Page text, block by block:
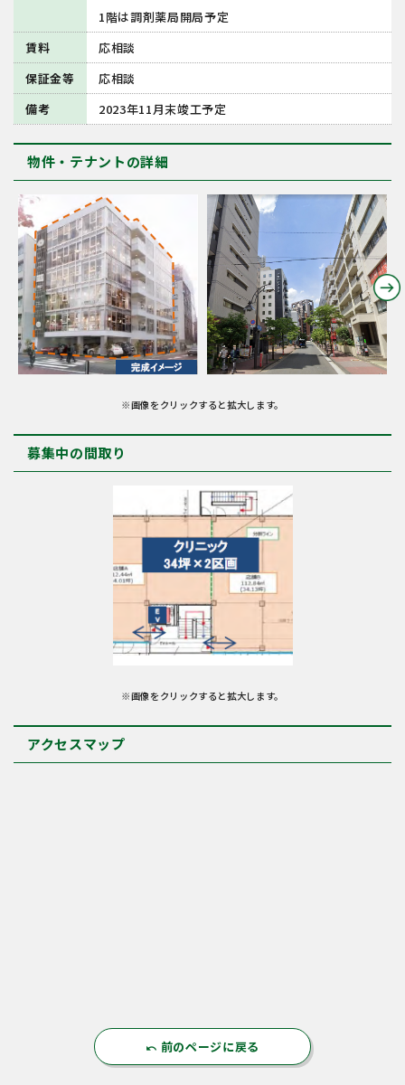
1階は調剤薬局開局予定
賃料
応相談
保証金等
応相談
備考
2023年11月末竣工予定
物件・テナントの詳細
※画像をクリックすると拡大します。
募集中の間取り
※画像をクリックすると拡大します。
アクセスマップ
undo 前のページに戻る